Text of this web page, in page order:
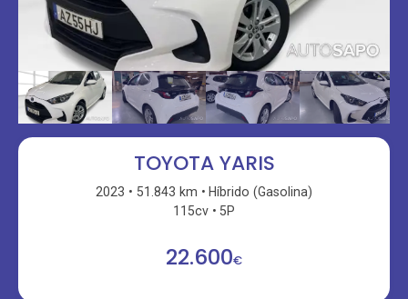
TOYOTA YARIS
2023 51.843 km
Híbrido (Gasolina)
115cv
5P
22.600€